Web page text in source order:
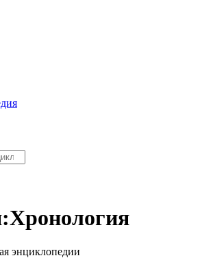
:Хронология
энциклопедии